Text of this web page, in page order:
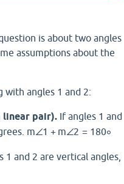
is about two angles
assumptions about the
with angles 1 and 2:
linear pair). If angles 1 and
m∠1 + m∠2 = 180∘
1 and 2 are vertical angles,